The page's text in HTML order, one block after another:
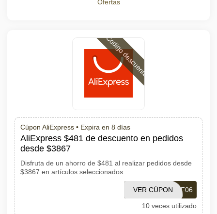
Ofertas
Código descuento
Cúpon AliExpress • Expira en 8 días
AliExpress $481 de descuento en pedidos
desde $3867
Disfruta de un ahorro de $481 al realizar pedidos desde
$3867 en artículos seleccionados
PDF06
VER CÚPON
10 veces utilizado